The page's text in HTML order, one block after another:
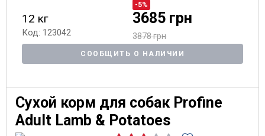
12 кг
Код: 123042
-5%
3685 грн
3878 грн
СООБЩИТЬ О НАЛИЧИИ
Сухой корм для собак Profine
Adult Lamb & Potatoes